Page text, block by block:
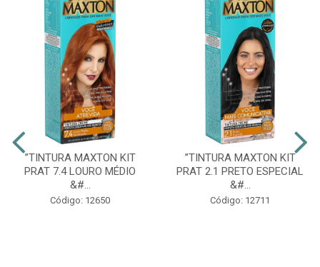
”TINTURA MAXTON KIT
PRAT 7.4 LOURO MÉDIO
&#...
Código: 12650
”TINTURA MAXTON KIT
PRAT 2.1 PRETO ESPECIAL
&#...
Código: 12711